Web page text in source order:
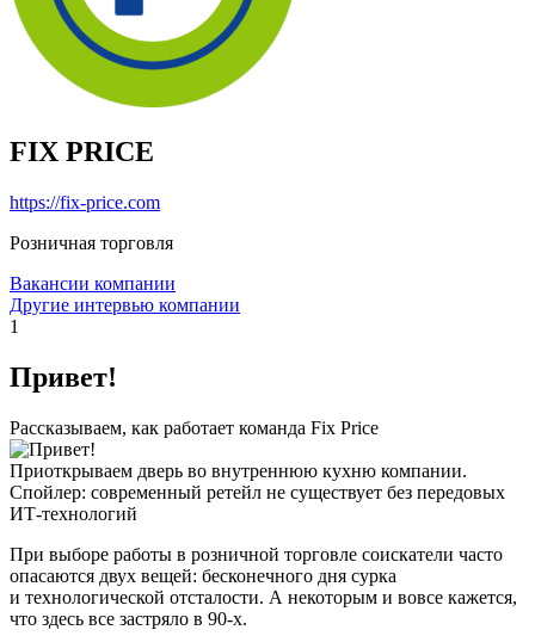
FIX PRICE
https://fix-price.com
Розничная торговля
Вакансии компании
Другие интервью компании
1
Привет!
Рассказываем, как работает команда Fix Price
Приоткрываем дверь во внутреннюю кухню компании.
Спойлер: современный ретейл не существует без передовых
ИТ-технологий
При выборе работы в розничной торговле соискатели часто
опасаются двух вещей: бесконечного дня сурка
и технологической отсталости. А некоторым и вовсе кажется,
что здесь все застряло в 90-х.